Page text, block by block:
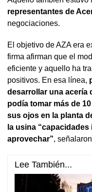
representantes de
negociaciones.
El objetivo de AZA era
firma afirman que el
eficiente y aquello ha
positivos. En esa línea,
desarrollar una acería
podía tomar más de
sus ojos en la planta
la usina
aprovechar”,
Lee También...